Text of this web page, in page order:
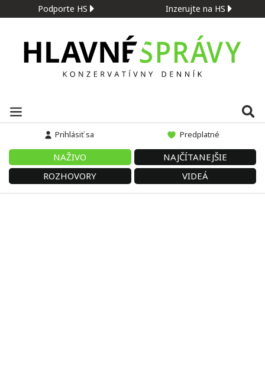
Podporte HS Inzerujte na HS
Prihlásiť sa Predplatné
NAŽIVO
NAJČÍTANEJŠIE
ROZHOVORY
VIDEÁ